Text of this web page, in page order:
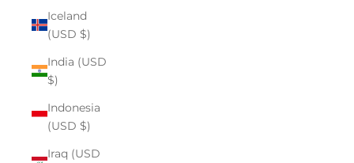
Iceland
(USD $)
India (USD
$)
Indonesia
(USD $)
Iraq (USD